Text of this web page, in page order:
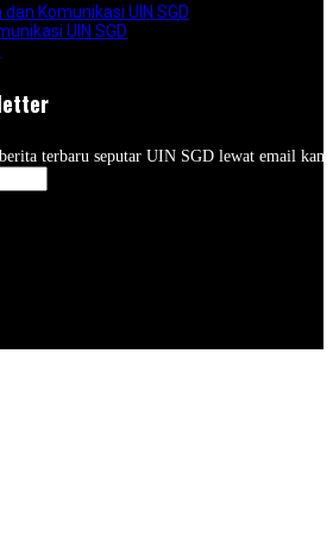
Komunikasi UIN SGD
UIN SGD
terbaru seputar UIN SGD lewat email